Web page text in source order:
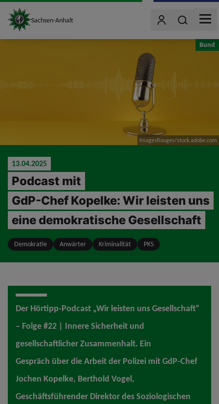
site_logo
Sachsen-Anhalt BenutzerWonach
MENU
ImagesRouges/stock.adobe.com
Bund
13.04.2025
Podcast mit
GdP-Chef Kopelke: Wir leisten uns
eine demokratische Gesellschaft
Demokratie Anwärter Kriminalität PKS
Der Hörtipp-Podcast „Wir leisten uns Gesellschaft“
– Folge #22 | Innere Sicherheit und
gesellschaftlicher Zusammenhalt. Ein
Gespräch über die Arbeit der Polizei mit GdP-Chef
Jochen Kopelke, Berthold Vogel,
Geschäftsführender Direktor des Soziologischen